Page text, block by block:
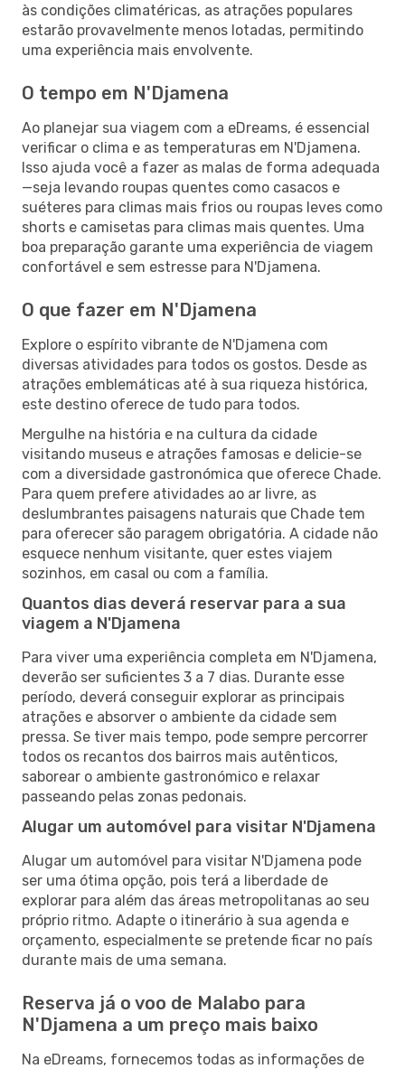
às condições climatéricas, as atrações populares
estarão provavelmente menos lotadas, permitindo
uma experiência mais envolvente.
O tempo em N'Djamena
Ao planejar sua viagem com a eDreams, é essencial
verificar o clima e as temperaturas em N'Djamena.
Isso ajuda você a fazer as malas de forma adequada
—seja levando roupas quentes como casacos e
suéteres para climas mais frios ou roupas leves como
shorts e camisetas para climas mais quentes. Uma
boa preparação garante uma experiência de viagem
confortável e sem estresse para N'Djamena.
O que fazer em N'Djamena
Explore o espírito vibrante de N'Djamena com
diversas atividades para todos os gostos. Desde as
atrações emblemáticas até à sua riqueza histórica,
este destino oferece de tudo para todos.
Mergulhe na história e na cultura da cidade
visitando museus e atrações famosas e delicie-se
com a diversidade gastronómica que oferece Chade.
Para quem prefere atividades ao ar livre, as
deslumbrantes paisagens naturais que Chade tem
para oferecer são paragem obrigatória. A cidade não
esquece nenhum visitante, quer estes viajem
sozinhos, em casal ou com a família.
Quantos dias deverá reservar para a sua
viagem a N'Djamena
Para viver uma experiência completa em N'Djamena,
deverão ser suficientes 3 a 7 dias. Durante esse
período, deverá conseguir explorar as principais
atrações e absorver o ambiente da cidade sem
pressa. Se tiver mais tempo, pode sempre percorrer
todos os recantos dos bairros mais autênticos,
saborear o ambiente gastronómico e relaxar
passeando pelas zonas pedonais.
Alugar um automóvel para visitar N'Djamena
Alugar um automóvel para visitar N'Djamena pode
ser uma ótima opção, pois terá a liberdade de
explorar para além das áreas metropolitanas ao seu
próprio ritmo. Adapte o itinerário à sua agenda e
orçamento, especialmente se pretende ficar no país
durante mais de uma semana.
Reserva já o voo de Malabo para
N'Djamena a um preço mais baixo
Na eDreams, fornecemos todas as informações de